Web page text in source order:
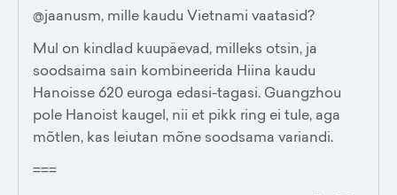
@jaanusm, mille kaudu Vietnami vaatasid?
Mul on kindlad kuupäevad, milleks otsin, ja
soodsaima sain kombineerida Hiina kaudu
Hanoisse 620 euroga edasi-tagasi. Guangzhou
pole Hanoist kaugel, nii et pikk ring ei tule, aga
mõtlen, kas leiutan mõne soodsama variandi.
===